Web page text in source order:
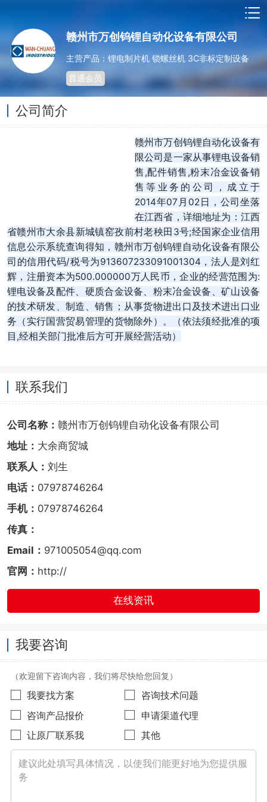
赣州市万创钨锂自动化设备有限公司
主营产品：锂电制片机 锁螺丝机 3C非标定制设备
普通会员
公司简介
赣州市万创钨锂自动化设备有
限公司是一家从事锂电设备销
售,配件销售,粉末冶金设备销
售等业务的公司，成立于
2014年07月02日，公司坐落
在江西省，详细地址为：江西
省赣州市大余县新城镇窑孜前村老秧田3号;经国家企业信用
信息公示系统查询得知，赣州市万创钨锂自动化设备有限公
司的信用代码/税号为913607233091001304，法人是刘红
辉，注册资本为500.000000万人民币，企业的经营范围为:
锂电设备及配件、硬质合金设备、粉末冶金设备、矿山设备
的技术研发、制造、销售；从事货物进出口及技术进出口业
务（实行国营贸易管理的货物除外）。（依法须经批准的项
目,经相关部门批准后方可开展经营活动）
联系我们
公司名称： 赣州市万创钨锂自动化设备有限公司
地址： 大余商贸城
联系人： 刘生
电话： 07978746264
手机： 07978746264
传真：
Email： 971005054@qq.com
官网： http://
在线资讯
我要咨询
（欢迎留下咨询内容，我们将尽快给您回复）
我要找方案
咨询技术问题
咨询产品报价
申请渠道代理
让原厂联系我
其他